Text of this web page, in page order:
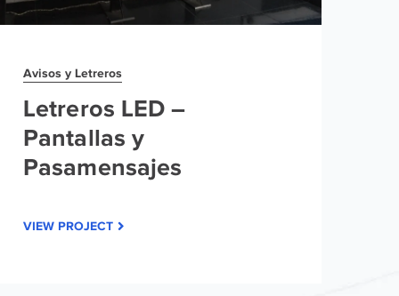
Avisos y Letreros
Letreros LED –
Pantallas y
Pasamensajes
VIEW PROJECT